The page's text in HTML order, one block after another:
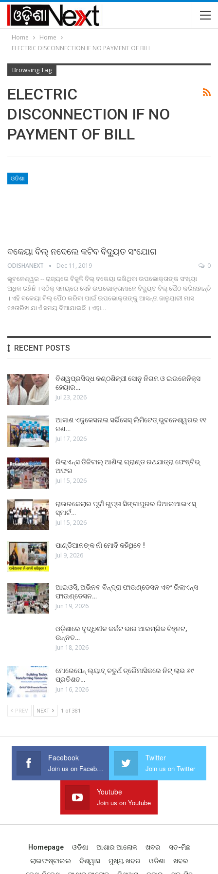
Home
Home
ELECTRIC DISCONNECTION IF NO PAYMENT OF BILL
Browsing Tag
ELECTRIC
DISCONNECTION IF NO
PAYMENT OF BILL
ଓଡିଶା
ବକେୟା ବିଲ୍‌ ନଦେଲେ କଟିବ ବିଦ୍ୟୁତ ସଂଯୋଗ
ODISHANEXT Dec 11, 2019 0
ଭୁବନେଶ୍ୱର -- ରାଜ୍ୟରେ ବିଜୁଳି ବିଲ୍‍ ବକେୟା ରଖିଥିବା ଉପଭୋକ୍ତାଙ୍କ ସଂଖ୍ୟା
ଅଧିକ ରହିଛି । ସଠିକ୍‍ ସମୟରେ ସେହି ଉପଭୋକ୍ତାମାନେ ବିଦ୍ୟୁତ ବିଲ୍‍ ପୈଠ କରିନାହାନ୍ତି
। ଏହି ବକେୟା ବିଲ୍‍ ପୈଠ କରିବା ପାଇଁ ଉପଭୋକ୍ତାଙ୍କୁ ଆସନ୍ତା ଜାନୁୟାରୀ ମାସ
୧୫ତାରିଖ ଯାଏଁ ସମୟ ଦିଆଯାଇଛି । ଏହା…
RECENT POSTS
ବିଶ୍ୱପ୍ରସିଦ୍ଧ କଣ୍ଠଶିଳ୍ପୀ ସୋନୁ ନିଗମ ଓ ଇଉଜେନିକ୍ସ
ହେୟାର…
Jul 23, 2026
ଆକାଶ ଏଜୁକେସନାଲ ସର୍ଭିସେସ୍ ଲିମିଟେଡ୍ ଭୁବନେଶ୍ୱରର ୧୧
ଜଣ…
Jul 17, 2026
ରିଲାଏନ୍ସ ଡିଜିଟାଲ୍ ଆଣିଲା ଗ୍ରାଣ୍ଡ ରଥଯାତ୍ରା ଫେଷ୍ଟିଭ୍
ଅଫର
Jul 15, 2026
ରାଉରକେଲାର ପୂର୍ବୀ ଗୁପ୍ତା ସିଙ୍ଗାପୁରର ଜିଆଇଆଇଏସ୍
ସ୍ମାର୍ଟ…
Jul 15, 2026
ପାଣ୍ଡିଆନଙ୍କ ନାଁ ମୋଦି କହିଥିବେ !
Jul 9, 2026
ଆଇଓସି, ଅଭିନବ ବିନ୍ଦ୍ରା ଫାଉଣ୍ଡେସନ ଏବଂ ରିଲାଏନ୍ସ
ଫାଉଣ୍ଡେସନ…
Jun 19, 2026
ଓଡ଼ିଶାରେ ବୃଦ୍ଧିଶୀଳ କର୍କଟ ଭାର ଆରମ୍ଭିକ ଚିହ୍ନଟ,
ଉନ୍ନତ…
Jun 18, 2026
ମୋରେପେନ୍ ଲ୍ୟାବ୍ ଚତୁର୍ଥ ତ୍ରୈମାସିକରେ ନିଟ୍ ଲାଭ ୬୯
ପ୍ରତିଶତ…
Jun 16, 2026
PREV NEXT 1 of 381
Facebook
Join us on Facebook
Twitter
Join us on Twitter
Youtube
Join us on Youtube
Homepage ଓଡିଶା ଆଶାର ଆଲୋକ ଖବର
ସତ-ମିଛ
ଲାଇଫଷ୍ଟାଇଲ
ବିଶ୍ୱାସ ମୁଖ୍ୟ ଖବର ଓଡିଶା
ଖବର